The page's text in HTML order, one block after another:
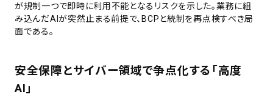
が規制一つで即時に利用不能となるリスクを示した。業務に組
み込んだAIが突然止まる前提で、BCPと統制を再点検すべき局
面である。
安全保障とサイバー領域で争点化する「高度
AI」